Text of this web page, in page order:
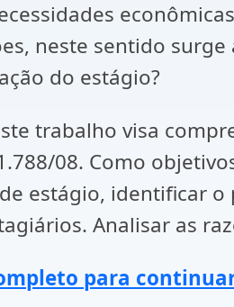
neste sentido surge
do estágio?
trabalho visa
08. Como
estágio, identificar
Analisar as
para